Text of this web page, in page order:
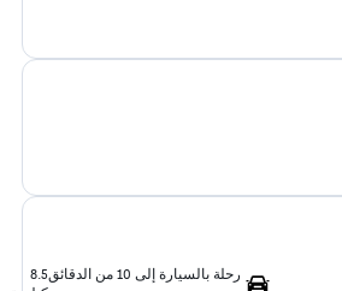
رحلة بالسيارة إلى 10 من الدقائق
8.5